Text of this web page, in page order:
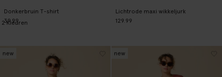
Donkerbruin T-shirt
39.99
2Kleuren
Lichtrode maxi wikkeljurk
129.99
new new